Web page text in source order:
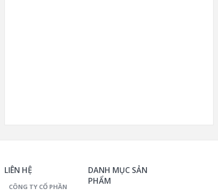
LIÊN HỆ
CÔNG TY CỔ PHẦN
DANH MỤC SẢN
PHẨM